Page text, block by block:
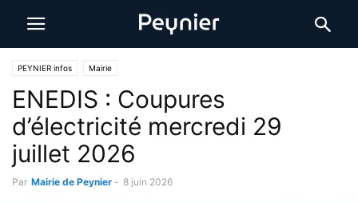
PEYNIER infos Mairie
ENEDIS : Coupures
d’électricité mercredi 29
juillet 2026
Par Mairie de Peynier - 8 juin 2026